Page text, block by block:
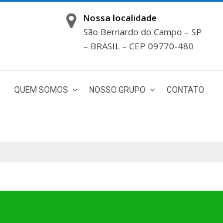
Nossa localidade
São Bernardo do Campo – SP
– BRASIL – CEP 09770-480
QUEM SOMOS NOSSO GRUPO CONTATO